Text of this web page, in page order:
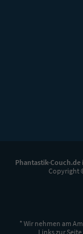
Phantastik-Couch.de
Copyright
* Wir nehmen am
Links zur